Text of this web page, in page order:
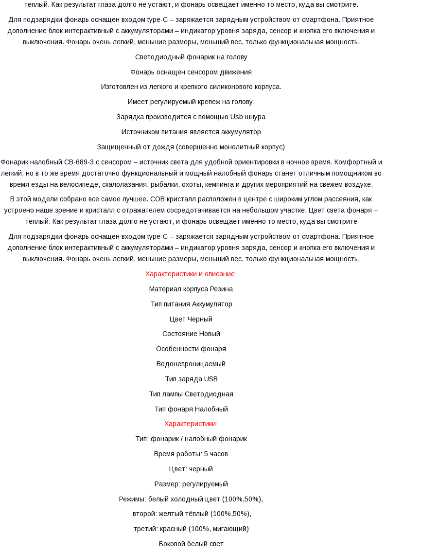
теплый. Как результат глаза долго не устают, и фонарь освещает именно то место, куда вы смотрите.
Для подзарядки фонарь оснащен входом type-C – заряжается зарядным устройством от смартфона. Приятное
дополнение блок интерактивный с аккумуляторами – индикатор уровня заряда, сенсор и кнопка его включения и
выключения. Фонарь очень легкий, меньшие размеры, меньший вес, только функциональная мощность.
Светодиодный фонарик на голову
Фонарь оснащен сенсором движения
Изготовлен из легкого и крепкого силиконового корпуса.
Имеет регулируемый крепеж на голову.
Зарядка производится с помощью Usb шнура
Источником питания является аккумулятор
Защищенный от дождя (совершенно монолитный корпус)
Фонарик налобный CB-689-3 с сенсором – источник света для удобной ориентировки в ночное время. Комфортный и
легкий, но в то же время достаточно функциональный и мощный налобный фонарь станет отличным помощником во
время езды на велосипеде, скалолазания, рыбалки, охоты, кемпинга и других мероприятий на свежем воздухе.
В этой модели собрано все самое лучшее. COB кристалл расположен в центре с широким углом рассеяния, как
устроено наше зрение и кристалл с отражателем сосредотачивается на небольшом участке. Цвет света фонаря –
теплый. Как результат глаза долго не устают, и фонарь освещает именно то место, куда вы смотрите
Для подзарядки фонарь оснащен входом type-C – заряжается зарядным устройством от смартфона. Приятное
дополнение блок интерактивный с аккумуляторами – индикатор уровня заряда, сенсор и кнопка его включения и
выключения. Фонарь очень легкий, меньшие размеры, меньший вес, только функциональная мощность.
Характеристики и описание:
Материал корпуса Резина
Тип питания Аккумулятор
Цвет Черный
Состояние Новый
Особенности фонаря
Водонепроницаемый
Тип заряда USB
Тип лампы Светодиодная
Тип фонаря Налобный
Характеристики:
Тип: фонарик / налобный фонарик
Время работы: 5 часов
Цвет: черный
Размер: регулируемый
Режимы: белый холодный цвет (100%,50%),
второй: желтый тёплый (100%,50%),
третий: красный (100%, мигающий)
Боковой белый свет